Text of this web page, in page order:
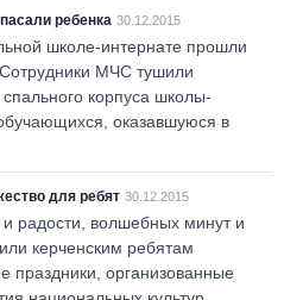
ребенка 30.12.2015
школе-интернате прошли
МЧС тушили
корпуса школы-
оказавшуюся в
для ребят 30.12.2015
радости, волшебных минут и
керченским ребятам
праздники, организованные